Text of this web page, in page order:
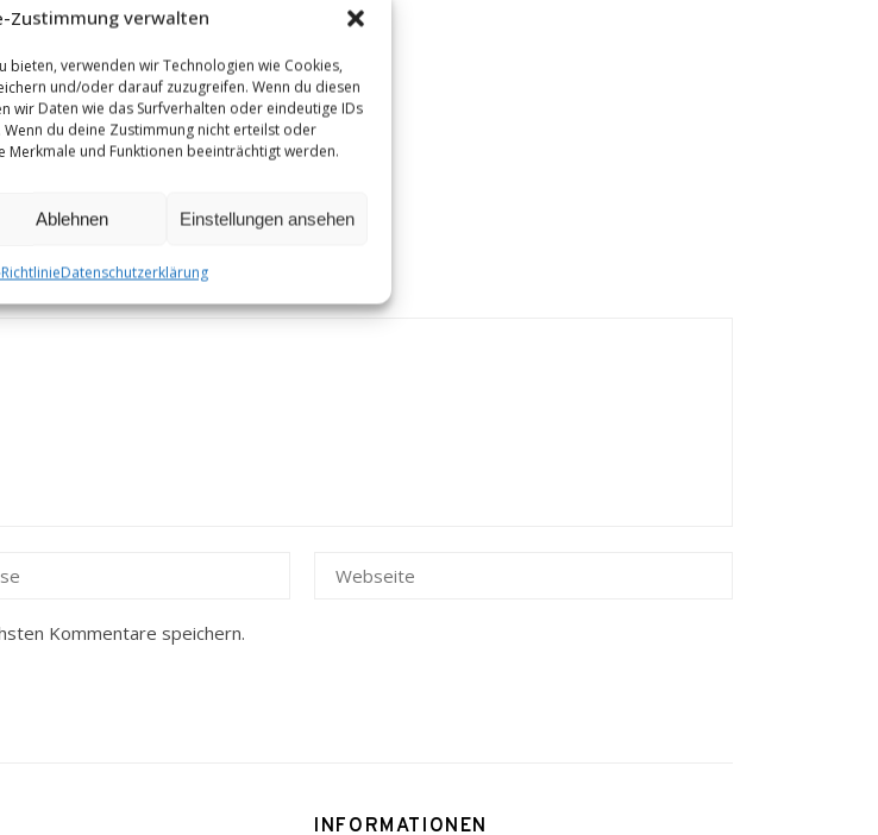
Zustimmung verwalten
bieten, verwenden wir Technologien wie Cookies,
und/oder darauf zuzugreifen. Wenn du diesen
wir Daten wie das Surfverhalten oder eindeutige IDs
du deine Zustimmung nicht erteilst oder
Merkmale und Funktionen beeinträchtigt werden.
Ablehnen Einstellungen ansehen
Datenschutzerklärung
Kommentare speichern.
INFORMATIONEN